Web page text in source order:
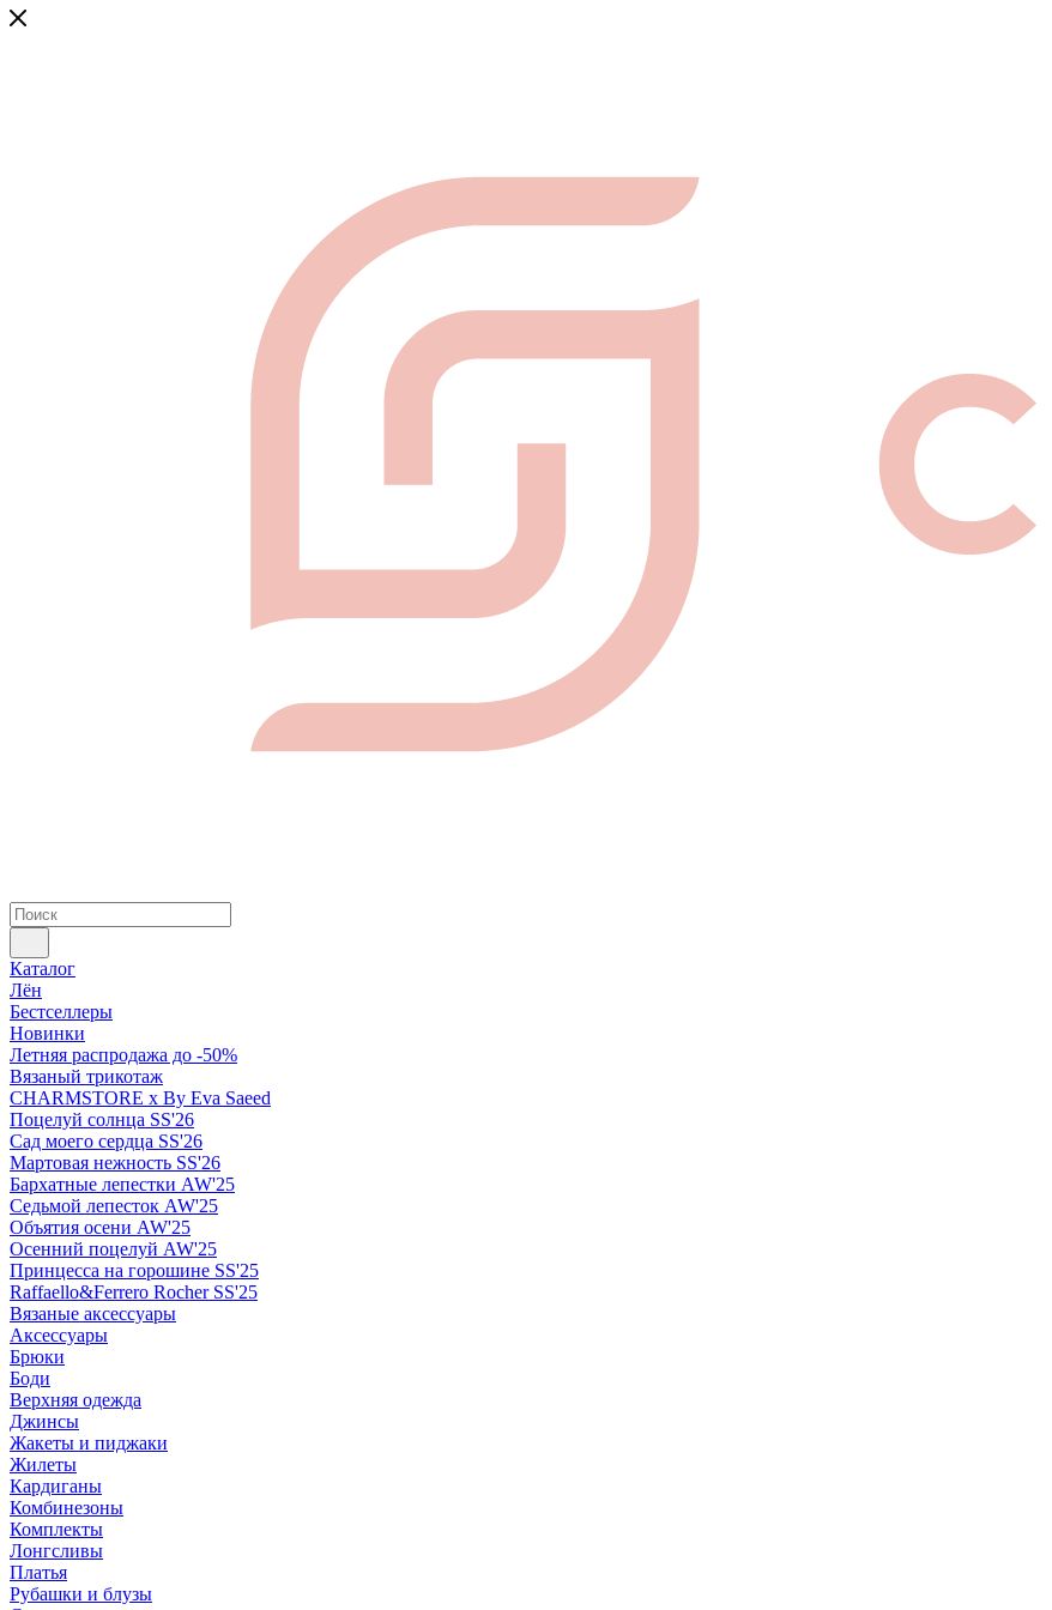
Каталог
Лён
Бестселлеры
Новинки
Летняя распродажа до -50%
Вязаный трикотаж
CHARMSTORE х By Eva Saeed
Поцелуй солнца SS'26
Сад моего сердца SS'26
Мартовая нежность SS'26
Бархатные лепестки AW'25
Седьмой лепесток AW'25
Объятия осени AW'25
Осенний поцелуй AW'25
Принцесса на горошине SS'25
Raffaello&Ferrero Rocher SS'25
Вязаные аксессуары
Аксессуары
Брюки
Боди
Верхняя одежда
Джинсы
Жакеты и пиджаки
Жилеты
Кардиганы
Комбинезоны
Комплекты
Лонгсливы
Платья
Рубашки и блузы